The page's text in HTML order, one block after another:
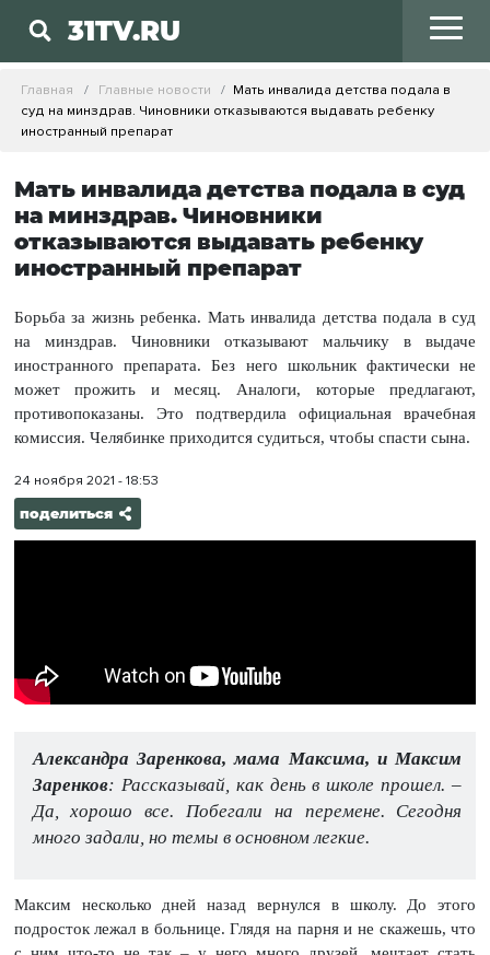
31TV.RU
Главная Главные новости
Мать инвалида детства подала в
суд на минздрав. Чиновники отказываются выдавать ребенку
иностранный препарат
Мать инвалида детства подала в суд
на минздрав. Чиновники
отказываются выдавать ребенку
иностранный препарат
Борьба за жизнь ребенка. Мать инвалида детства подала в суд
на минздрав. Чиновники отказывают мальчику в выдаче
иностранного препарата. Без него школьник фактически не
может прожить и месяц. Аналоги, которые предлагают,
противопоказаны. Это подтвердила официальная врачебная
комиссия. Челябинке приходится судиться, чтобы спасти сына.
24 ноября 2021 - 18:53
поделиться
Александра Заренкова, мама Максима, и Максим
Заренков: Рассказывай, как день в школе прошел. –
Да, хорошо все. Побегали на перемене. Сегодня
много задали, но темы в основном легкие.
Максим несколько дней назад вернулся в школу. До этого
подросток лежал в больнице. Глядя на парня и не скажешь, что